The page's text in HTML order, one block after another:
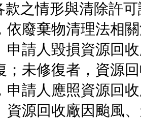
情形與清除許可
依廢棄物清理法相
人毀損資源回收
；未修復者，資源
申請人應照資源回
回收廠因颱風、